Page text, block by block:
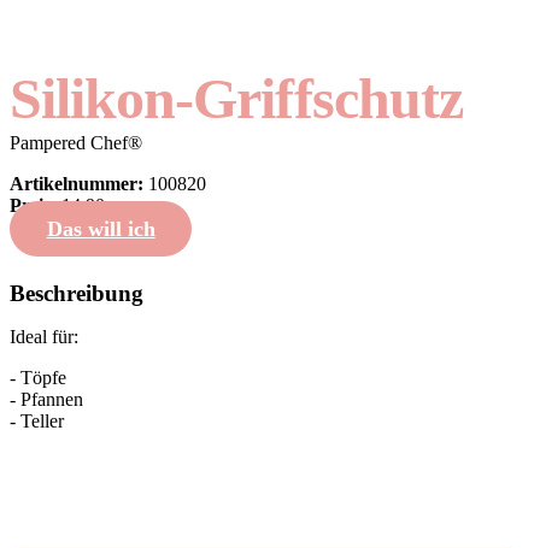
Silikon-Griffschutz
Pampered Chef®
Artikelnummer: 100820
Preis:14,90
Das will ich
Beschreibung
Ideal für:
- Töpfe
- Pfannen
- Teller